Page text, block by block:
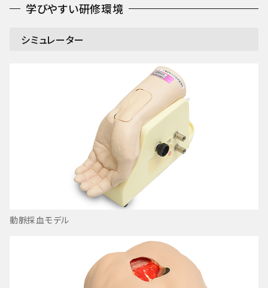
学びやすい研修環境
シミュレーター
動脈採血モデル